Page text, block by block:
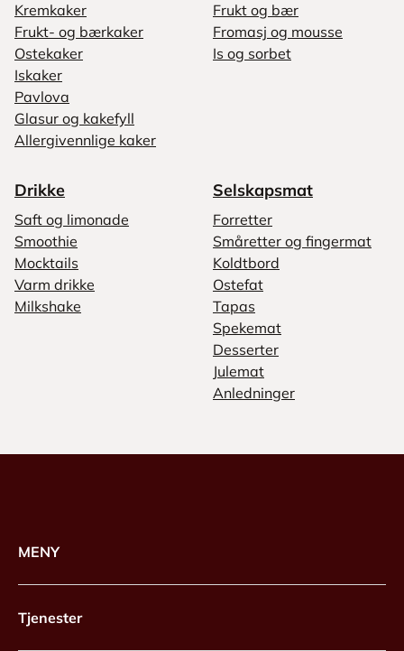
Kremkaker
Frukt- og bærkaker
Ostekaker
Iskaker
Pavlova
Glasur og kakefyll
Allergivennlige kaker
Frukt og bær
Fromasj og mousse
Is og sorbet
Drikke
Saft og limonade
Smoothie
Mocktails
Varm drikke
Milkshake
Selskapsmat
Forretter
Småretter og fingermat
Koldtbord
Ostefat
Tapas
Spekemat
Desserter
Julemat
Anledninger
MENY
Tjenester